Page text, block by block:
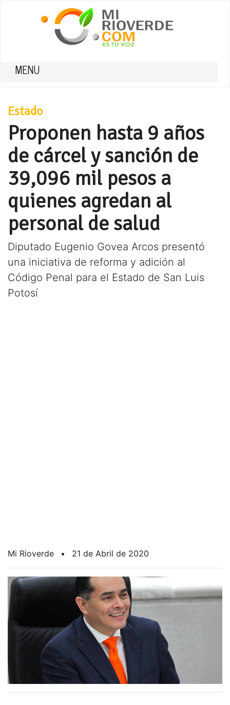
MENU
Estado
Proponen hasta 9 años
de cárcel y sanción de
39,096 mil pesos a
quienes agredan al
personal de salud
Diputado Eugenio Govea Arcos presentó
una iniciativa de reforma y adición al
Código Penal para el Estado de San Luis
Potosí
Mi Rioverde • 21 de Abril de 2020